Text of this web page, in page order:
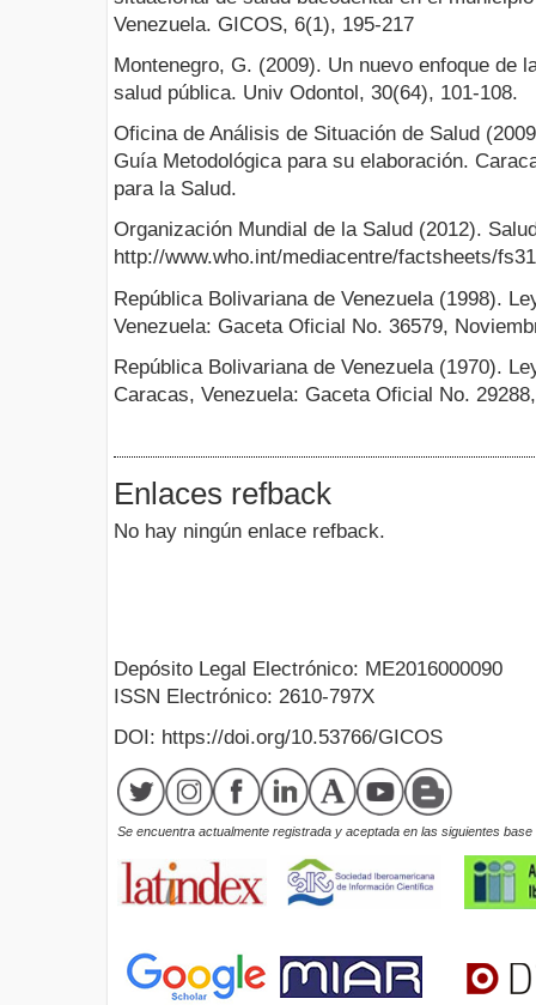
Venezuela. GICOS, 6(1), 195-217
Montenegro, G. (2009). Un nuevo enfoque de
salud pública. Univ Odontol, 30(64), 101-108.
Oficina de Análisis de Situación de Salud
Guía Metodológica para su elaboración.
para la Salud.
Organización Mundial de la Salud (2012).
http://www.who.int/mediacentre/factsheets/
República Bolivariana de Venezuela (1998).
Venezuela: Gaceta Oficial No. 36579,
República Bolivariana de Venezuela (1970).
Caracas, Venezuela: Gaceta Oficial No.
Enlaces refback
No hay ningún enlace refback.
Depósito Legal Electrónico: ME2016000090
ISSN Electrónico: 2610-797X
DOI: https://doi.org/10.53766/GICOS
Se encuentra actualmente registrada y aceptada en las siguientes